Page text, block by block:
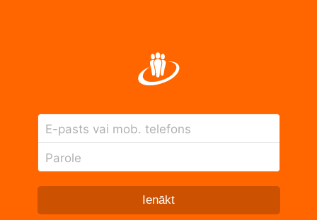
E-pasts vai mob. telefons
Parole
Ienākt